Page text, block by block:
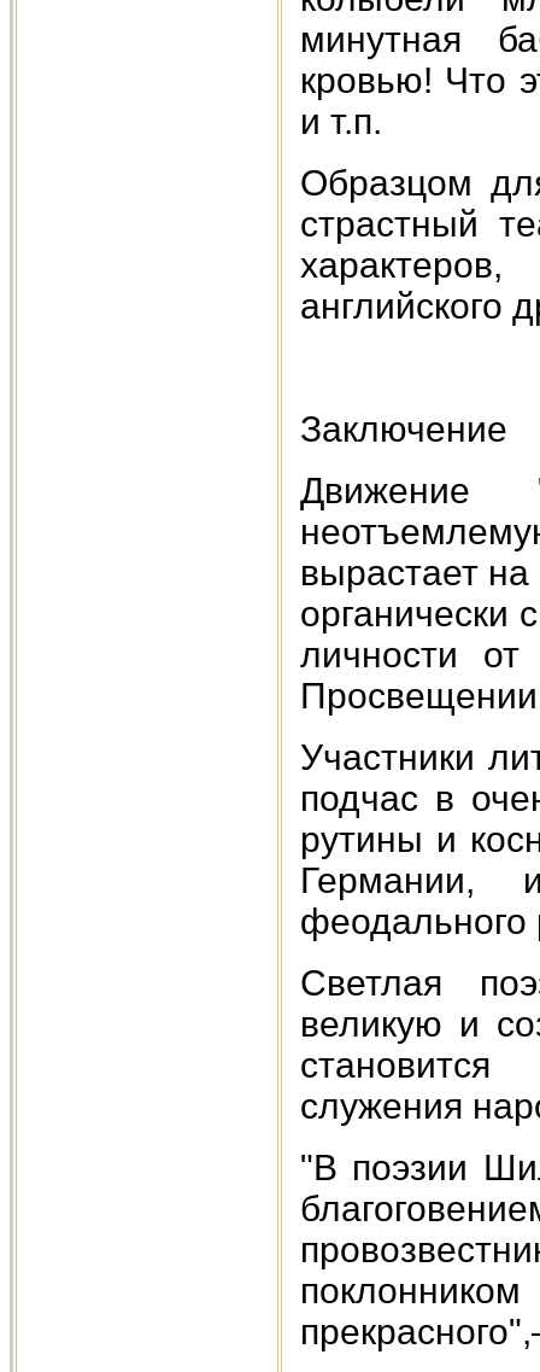
минутная
кровью! Что
и т.п.
Образцом
страстный
английского
Заключение
Движение
вырастает на
органически
личности от
Участники
подчас в
рутины и
Германии,
Светлая
великую и
служения
"В поэзии